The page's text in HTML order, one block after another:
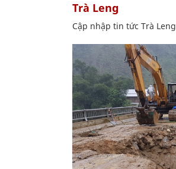
Trà Leng
Cập nhập tin tức Trà Leng